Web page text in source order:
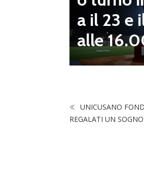
a il 23 e
alle
UNICUSANO
REGALATI UN SOGNO